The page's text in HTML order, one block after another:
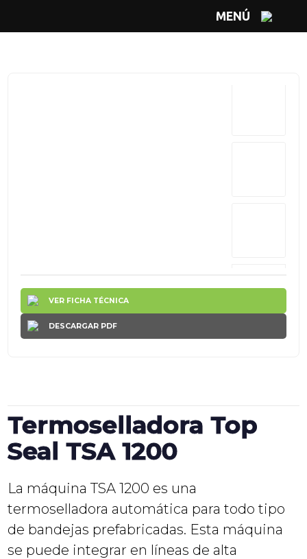
MENÚ
VER FICHA TÉCNICA
DESCARGAR PDF
Termoselladora Top
Seal TSA 1200
La máquina TSA 1200 es una
termoselladora automática para todo tipo
de bandejas prefabricadas. Esta máquina
se puede integrar en líneas de alta